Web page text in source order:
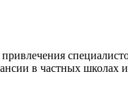
в частных школах